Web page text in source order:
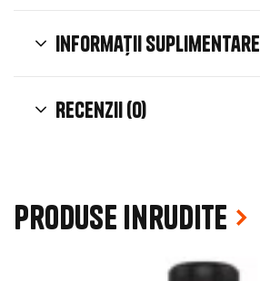
Informații suplimentare
Recenzii (0)
Produse inrudite